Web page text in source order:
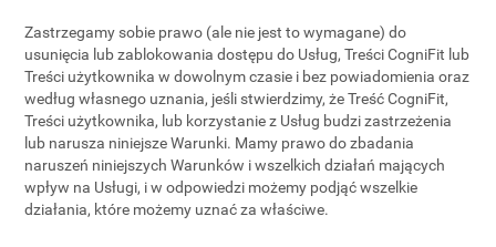
Zastrzegamy sobie prawo (ale nie jest to wymagane) do
usunięcia lub zablokowania dostępu do Usług, Treści CogniFit lub
Treści użytkownika w dowolnym czasie i bez powiadomienia oraz
według własnego uznania, jeśli stwierdzimy, że Treść CogniFit,
Treści użytkownika, lub korzystanie z Usług budzi zastrzeżenia
lub narusza niniejsze Warunki. Mamy prawo do zbadania
naruszeń niniejszych Warunków i wszelkich działań mających
wpływ na Usługi, i w odpowiedzi możemy podjąć wszelkie
działania, które możemy uznać za właściwe.